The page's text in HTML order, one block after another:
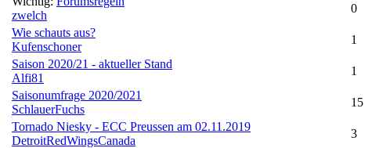
zwelch
0
Wie schauts aus?
Kufenschoner
1
Saison 2020/21 - aktueller Stand
Alfi81
1
Saisonumfrage 2020/2021
SchlauerFuchs
15
Tornado Niesky - ECC Preussen am 02.11.2019
DetroitRedWingsCanada
3